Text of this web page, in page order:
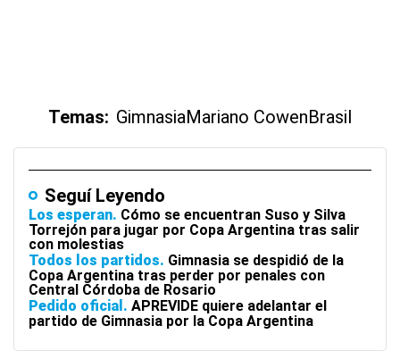
Temas: GimnasiaMariano CowenBrasil
Seguí Leyendo
Los esperan Cómo se encuentran Suso y Silva
Torrejón para jugar por Copa Argentina tras salir
con molestias
Todos los partidos Gimnasia se despidió de la
Copa Argentina tras perder por penales con
Central Córdoba de Rosario
Pedido oficial
APREVIDE quiere adelantar el
partido de Gimnasia por la Copa Argentina